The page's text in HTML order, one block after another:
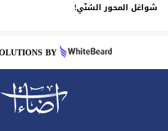
شواغل المحور السُنّي!
BY